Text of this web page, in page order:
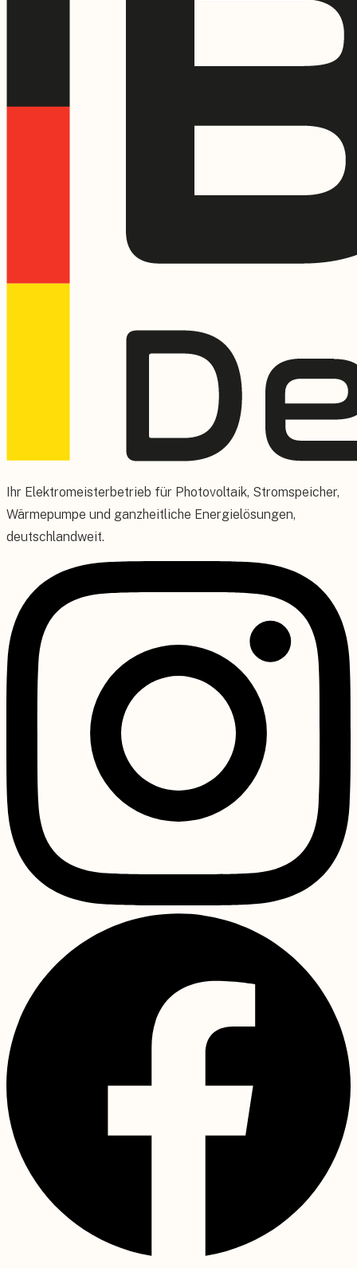
Ihr Elektromeisterbetrieb für Photovoltaik, Stromspeicher,
Wärmepumpe und ganzheitliche Energielösungen,
deutschlandweit.